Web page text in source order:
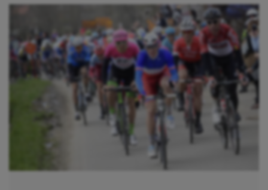
Voile
Wakeboard
Water-polo